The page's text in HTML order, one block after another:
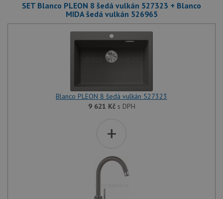
SET Blanco PLEON 8 šedá vulkán 527323 + Blanco
MIDA šedá vulkán 526965
Blanco PLEON 8 šedá vulkán 527323
9 621 Kčs DPH
+